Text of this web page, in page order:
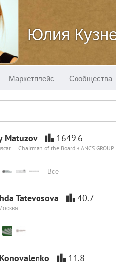
Юлия
Маркетплейс Сообщества
Matuzov 1649.6
Chairman of the Board в ANCS GROUP
Все
Tatevosova 40.7
11.8